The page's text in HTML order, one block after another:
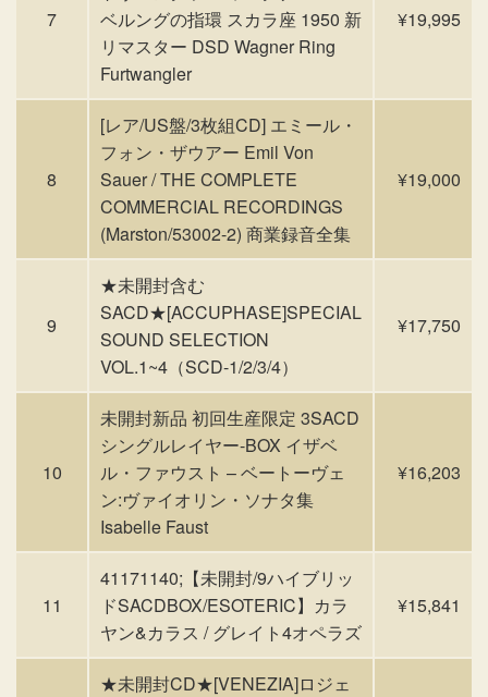
7
ベルングの指環 スカラ座 1950 新
リマスター DSD Wagner Ring
Furtwangler
¥19,995
8
[レア/US盤/3枚組CD] エミール・
フォン・ザウアー Emil Von
Sauer / THE COMPLETE
COMMERCIAL RECORDINGS
(Marston/53002-2) 商業録音全集
¥19,000
9
★未開封含む
SACD★[ACCUPHASE]SPECIAL
SOUND SELECTION
VOL.1~4（SCD-1/2/3/4）
¥17,750
10
未開封新品 初回生産限定 3SACD
シングルレイヤー-BOX イザベ
ル・ファウスト – ベートーヴェ
ン:ヴァイオリン・ソナタ集
Isabelle Faust
¥16,203
11
41171140;【未開封/9ハイブリッ
ドSACDBOX/ESOTERIC】カラ
ヤン&カラス / グレイト4オペラズ
¥15,841
★未開封CD★[VENEZIA]ロジェ